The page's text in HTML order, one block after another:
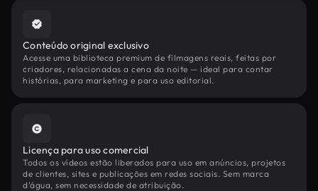
Conteúdo original exclusivo
Acesse uma biblioteca premium de filmagens reais, feitas por
criadores, relacionadas a cena da noite — ideal para contar
histórias, para marketing e para uso editorial.
Licença para uso comercial
Todos os vídeos estão liberados para uso em anúncios, projetos
de clientes, sites e publicações em redes sociais. Sem marca
d'água, sem necessidade de atribuição.